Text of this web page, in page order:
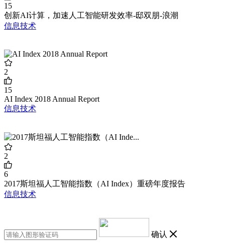
15
创新AI计算，加速人工智能研发效率-邸双朋-浪潮
信息技术
2
15
AI Index 2018 Annual Report
信息技术
2
6
2017斯坦福人工智能指数（AI Index）重磅年度报告
信息技术
确认